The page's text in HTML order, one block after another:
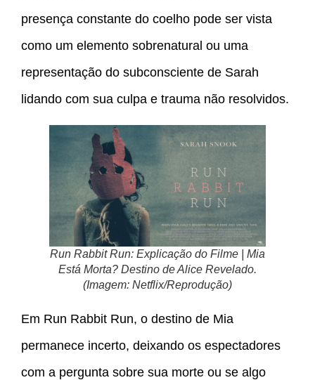
presença constante do coelho pode ser vista
como um elemento sobrenatural ou uma
representação do subconsciente de Sarah
lidando com sua culpa e trauma não resolvidos.
Run Rabbit Run: Explicação do Filme | Mia
Está Morta? Destino de Alice Revelado.
(Imagem: Netflix/Reprodução)
Em Run Rabbit Run, o destino de Mia
permanece incerto, deixando os espectadores
com a pergunta sobre sua morte ou se algo